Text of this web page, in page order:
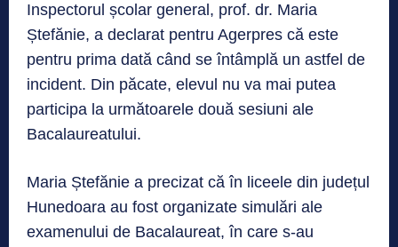
Inspectorul școlar general, prof. dr. Maria
Ștefănie, a declarat pentru Agerpres că este
pentru prima dată când se întâmplă un astfel de
incident. Din păcate, elevul nu va mai putea
participa la următoarele două sesiuni ale
Bacalaureatului.
Maria Ștefănie a precizat că în liceele din județul
Hunedoara au fost organizate simulări ale
examenului de Bacalaureat, în care s-au